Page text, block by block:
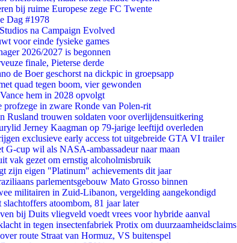
bij ruime Europese zege FC Twente
Dag #1978
na Campaign Evolved
voor einde fysieke games
2026/2027 is begonnen
finale, Pieterse derde
de Boer geschorst na dickpic in groepsapp
quad tegen boom, vier gewonden
hem in 2028 opvolgt
profzege in zware Ronde van Polen-rit
Rusland trouwen soldaten voor overlijdensuitkering
Jerney Kaagman op 79-jarige leeftijd overleden
exclusieve early access tot uitgebreide GTA VI trailer
G-cup wil als NASA-ambassadeur naar maan
vak gezet om ernstig alcoholmisbruik
zijn eigen "Platinum" achievements dit jaar
parlementsgebouw Mato Grosso binnen
militairen in Zuid-Libanon, vergelding aangekondigd
atoombom, 81 jaar later
bij Duits vliegveld voedt vrees voor hybride aanval
in tegen insectenfabriek Protix om duurzaamheidsclaims
route Straat van Hormuz, VS buitenspel